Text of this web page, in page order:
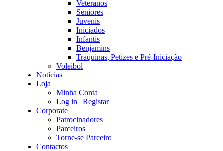
Veteranos
Seniores
Juvenis
Iniciados
Infantis
Benjamins
Traquinas, Petizes e Pré-Iniciação
Voleibol
Notícias
Loja
Minha Conta
Log in | Registar
Corporate
Patrocinadores
Parceiros
Torne-se Parceiro
Contactos